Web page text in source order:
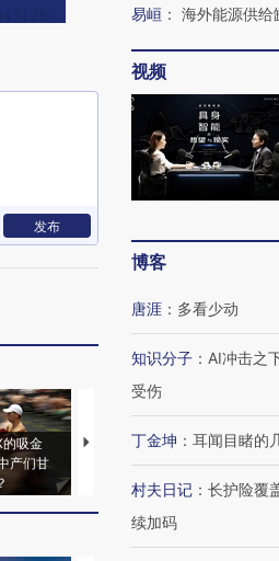
发布
的吸金
产们甘
马航飞行员跨国走私7万
粒摇头丸 尿检体内含3种
视
度
育
易峘 ： 海外能源供给
视频
博客
唐涯 ： 多看少动
知识分子 ： AI冲击之
受伤
丁金坤 ： 耳闻目睹的
村夫日记 ： 长护险覆
续加码